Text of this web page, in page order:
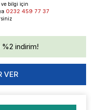
ve bilgi için
0232 459 77 37
indirim!
VER